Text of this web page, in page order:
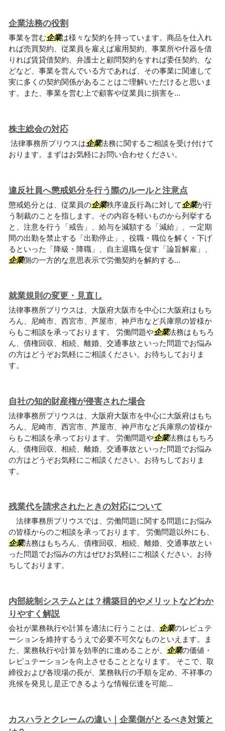
企業法務の役割
事業を営む企業は様々な契約を持っています。商品を仕入れ
れば売買契約、従業員を雇えば雇用契約、事業所や什器を借
りれば賃貸借契約、弁護士と顧問契約をすれば委任契約、な
どなど、事業を営んでいる方であれば、その事業に関連して
実に多くの契約関係があることはご理解いただけると思いま
す。また、事業を営む上で顧客や従業員に損害を...
株主総会の対応
法律事務所プリウスは企業法務に関するご相談を受け付けて
おります。まずはお気軽にお問い合わせください。
違反社員へ懲戒処分を行う際のルールと注意点
懲戒処分とは、従業員の企業秩序違反行為に対して企業が行
う制裁のことを指します。その内容を軽いものから列挙する
と、注意を行う「戒告」、給与を減額する「減給」、一定期
間の出勤を禁止する「出勤停止」、役職・職位を解く・下げ
るといった「降級・降職」、自主退職を促す「論旨解雇」、
企業側の一方的な意思表示で労働契約を解約する...
就業規則の変更・見直し
法律事務所プリウスは、大阪府大阪市を中心に大阪府はもち
ろん、尼崎市、西宮市、芦屋市、神戸市など兵庫県の皆様か
らもご相談を承っております。 労働問題や企業法務はもちろ
ん、債権回収、相続、離婚、交通事故といった問題でお悩み
の方はどうぞお気軽にご相談ください。お待ちしておりま
す。
自社の知的財産権が侵害された場合
法律事務所プリウスは、大阪府大阪市を中心に大阪府はもち
ろん、尼崎市、西宮市、芦屋市、神戸市など兵庫県の皆様か
らもご相談を承っております。 労働問題や企業法務はもちろ
ん、債権回収、相続、離婚、交通事故といった問題でお悩み
の方はどうぞお気軽にご相談ください。お待ちしておりま
す。
残業代を請求されたときの対応について
法律事務所プリウスでは、労働問題に関する問題にお悩み
の皆様からのご相談を承っております。 労働問題以外にも、
企業法務はもちろん、債権回収、相続、離婚、交通事故とい
った問題でお悩みの方はぜひお気軽にご相談ください。お待
ちしております。
内部統制システムとは？構築目的やメリットなどわか
りやすく解説
会社が業務執行や計算を適法に行うことは、 企業のレピュテ
ーションを維持するうえで必要不可欠なものといえます。ま
た、業務執行や計算を効率的に進めることが、 企業の価値・
レピュテーションを向上させることとなります。 そこで、取
締役および各現場の長が、業務執行の手順を定め、不祥事の
兆候を発見し是正できるような情報伝達を可能...
カスハラとクレームの違い｜企業側がとるべき対策と